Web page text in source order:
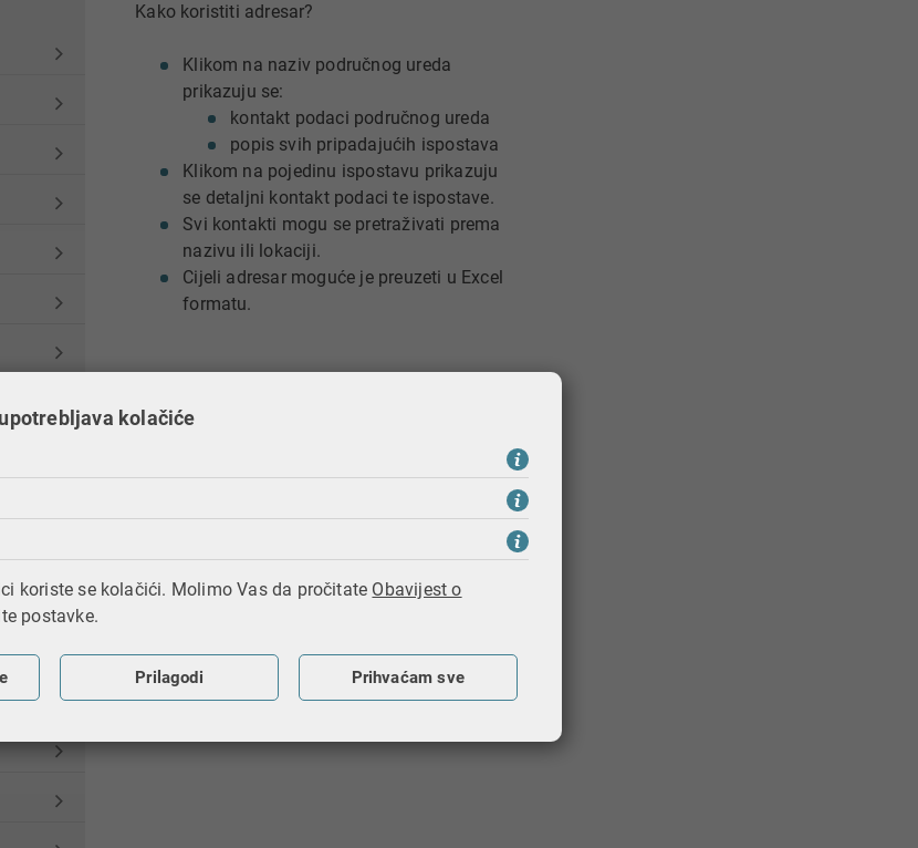
Kako koristiti adresar?
Klikom na naziv područnog ureda
prikazuju se:
kontakt podaci područnog ureda
popis svih pripadajućih ispostava
Klikom na pojedinu ispostavu prikazuju
se detaljni kontakt podaci te ispostave.
Svi kontakti mogu se pretraživati prema
nazivu ili lokaciji.
Cijeli adresar moguće je preuzeti u Excel
formatu.
kolačiće
koriste se kolačići. Molimo Vas da pročitate Obavijest o
postavke.
Prilagodi Prihvaćam sve